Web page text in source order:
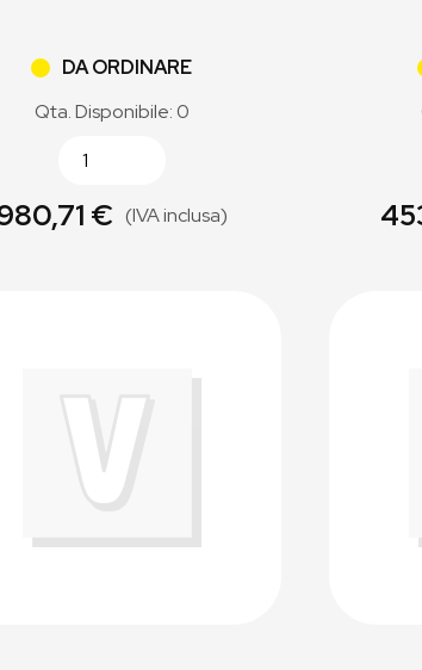
DA ORDINARE
Qta. Disponibile: 0
€ (IVA inclusa)